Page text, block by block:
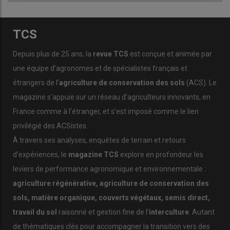
scientifiques qualifient maintenant les MOS de continuum.
Par ailleurs, plus la taille des molécules organiques diminue,
plus elles seraient solubles dans l’eau, réactives et seraient
notamment) pour former des complexes organominéraux
(nom actualisé du complexe argilo-humique).
La biomasse vivante des organismes du sol constitue un stock
temporaire de matières organiques (__SWYP_INC__~5 % du
carbone organique total du sol). Les micro-organismes morts
(nécromasse) et les métabolites issus des activités
particules minérales. Contrairement à ce qu’on pensait
précédemment, ces molécules issues des micro-organismes
n’auraient pas toujours le turn-over le plus rapide. Ces
molécules microbiennes alimenteraient de manière
considérable la fraction la plus persistante/stable des MOS.
TCS
Depuis plus de 25 ans, la revue TCS est conçue et animée par
une équipe d’agronomes et de spécialistes français et
étrangers de l’agriculture de conservation des sols (ACS). Le
magazine s’appuie sur un réseau d’agriculteurs innovants, en
France comme à l’étranger, et s’est imposé comme le lien
privilégié des ACSistes.
À travers ses analyses, enquêtes de terrain et retours
d’expériences, le magazine TCS explore en profondeur les
leviers de performance agronomique et environnementale :
agriculture régénérative, agriculture de conservation des
sols, matière organique, couverts végétaux, semis direct,
travail du sol raisonné et gestion fine de l’interculture. Autant
de thématiques clés pour accompagner la transition vers des